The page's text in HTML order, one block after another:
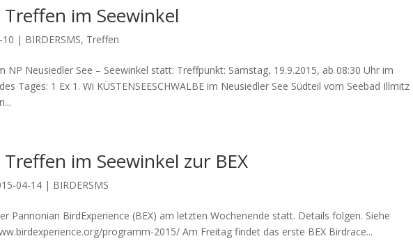
Treffen im Seewinkel
10 | BIRDERSMS, Treffen
NP Neusiedler See – Seewinkel statt: Treffpunkt: Samstag, 19.9.2015, ab 08:30 Uhr im
Tages: 1 Ex 1. Wi KÜSTENSEESCHWALBE im Neusiedler See Südteil vom Seebad Illmitz
Treffen im Seewinkel zur BEX
04-14 | BIRDERSMS
Pannonian BirdExperience (BEX) am letzten Wochenende statt. Details folgen. Siehe
programm-2015/ Am Freitag findet das erste BEX Birdrace...